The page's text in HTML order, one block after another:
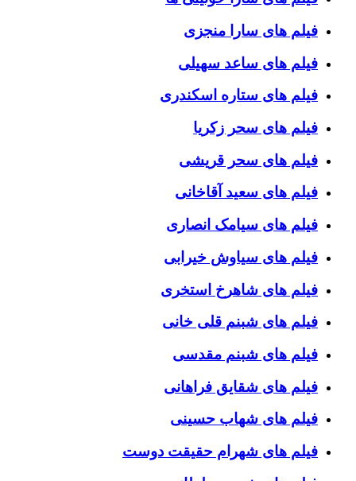
فیلم های سارا منجزی
فیلم های ساعد سهیلی
فیلم های ستاره اسکندری
فیلم های سحر زکریا
فیلم های سحر قریشی
فیلم های سعید آقاخانی
فیلم های سیامک انصاری
فیلم های سیاوش خیرابی
فیلم های شاهرخ استخری
فیلم های شبنم قلی خانی
فیلم های شبنم مقدسی
فیلم های شقایق فراهانی
فیلم های شهاب حسینی
فیلم های شهرام حقیقت دوست